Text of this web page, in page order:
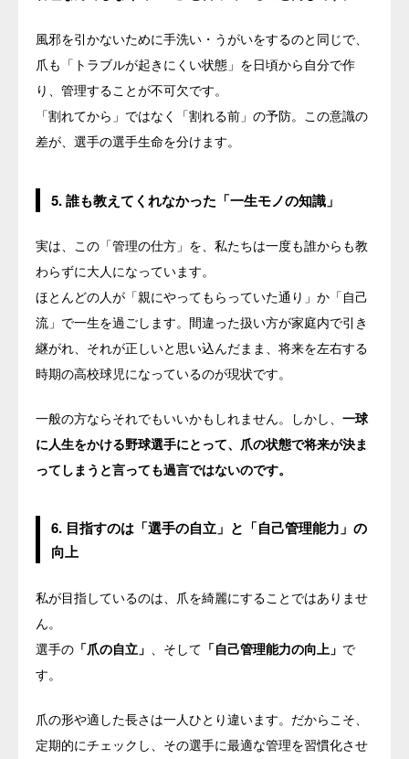
風邪を引かないために手洗い・うがいをするのと同じで、
爪も「トラブルが起きにくい状態」を日頃から自分で作
り、管理することが不可欠です。
「割れてから」ではなく「割れる前」の予防。この意識の
差が、選手の選手生命を分けます。
5. 誰も教えてくれなかった「一生モノの知識」
実は、この「管理の仕方」を、私たちは一度も誰からも教
わらずに大人になっています。
ほとんどの人が「親にやってもらっていた通り」か「自己
流」で一生を過ごします。間違った扱い方が家庭内で引き
継がれ、それが正しいと思い込んだまま、将来を左右する
時期の高校球児になっているのが現状です。
一般の方ならそれでもいいかもしれません。しかし、一球
に人生をかける野球選手にとって、爪の状態で将来が決ま
ってしまうと言っても過言ではないのです。
6. 目指すのは「選手の自立」と「自己管理能力」の
向上
私が目指しているのは、爪を綺麗にすることではありませ
ん。
選手の 「爪の自立」 、そして 「自己管理能力の向上」 で
す。
爪の形や適した長さは一人ひとり違います。だからこそ、
定期的にチェックし、その選手に最適な管理を習慣化させ